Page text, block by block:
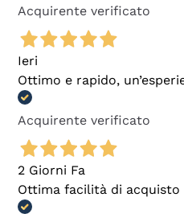
Acquirente verificato
Ieri
Ottimo e rapido,
Acquirente verificato
2 Giorni Fa
Ottima facilità di acquisto